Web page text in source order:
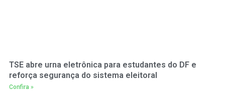
TSE abre urna eletrônica para estudantes do DF e
reforça segurança do sistema eleitoral
Confira »